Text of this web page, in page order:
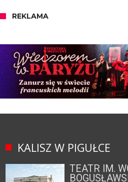
REKLAMA
KALISZ W PIGUŁCE
TEATR IM.